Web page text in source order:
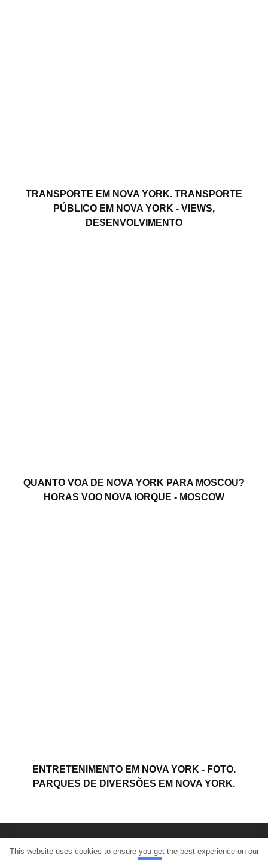
TRANSPORTE EM NOVA YORK. TRANSPORTE
PÚBLICO EM NOVA YORK - VIEWS,
DESENVOLVIMENTO
QUANTO VOA DE NOVA YORK PARA MOSCOU?
HORAS VOO NOVA IORQUE - MOSCOW
ENTRETENIMENTO EM NOVA YORK - FOTO.
PARQUES DE DIVERSÕES EM NOVA YORK.
This website uses cookies to ensure you get the best experience on our